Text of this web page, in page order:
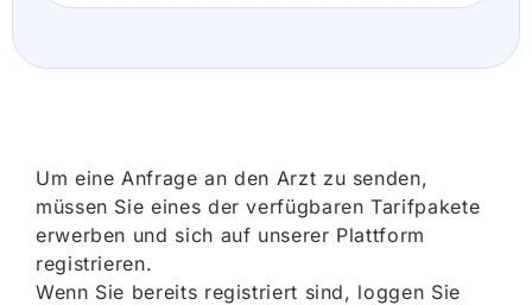
Um eine Anfrage an den Arzt zu senden,
müssen Sie eines der verfügbaren Tarifpakete
erwerben und sich auf unserer Plattform
registrieren.
Wenn Sie bereits registriert sind, loggen Sie